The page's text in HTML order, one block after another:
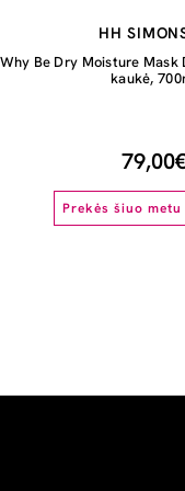
HH
Why Be Dry Moisture
kaukė,
Prekės šiuo